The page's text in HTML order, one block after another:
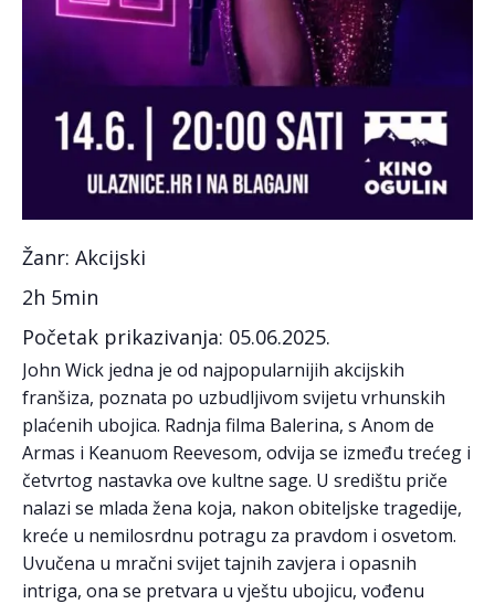
Žanr: Akcijski
2h 5min
Početak prikazivanja: 05.06.2025.
John Wick jedna je od najpopularnijih akcijskih
franšiza, poznata po uzbudljivom svijetu vrhunskih
plaćenih ubojica. Radnja filma Balerina, s Anom de
Armas i Keanuom Reevesom, odvija se između trećeg i
četvrtog nastavka ove kultne sage. U središtu priče
nalazi se mlada žena koja, nakon obiteljske tragedije,
kreće u nemilosrdnu potragu za pravdom i osvetom.
Uvučena u mračni svijet tajnih zavjera i opasnih
intriga, ona se pretvara u vještu ubojicu, vođenu